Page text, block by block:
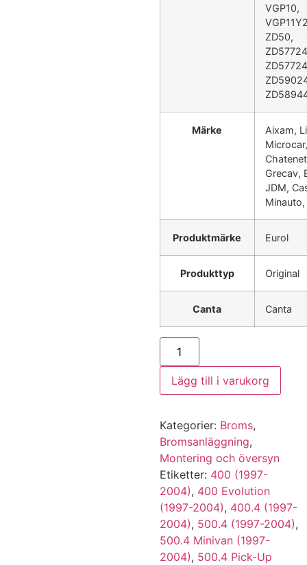
VGP10,
ZD50,
Märke
Aixam,
Microcar,
Grecav,
JDM,
Minauto,
Produktmärke Eurol
Produkttyp Original
Canta Canta
Bromsvätska
EUROL
DOT4
Liter
mängd
Lägg till i varukorg
Kategorier: Broms,
Bromsanläggning,
Montering och översyn
Etiketter: 400 (1997-
2004), 400 Evolution
(1997-2004), 400.4 (1997-
2004), 500.4 (1997-2004),
500.4 Minivan (1997-
2004), 500.4 Pick-Up